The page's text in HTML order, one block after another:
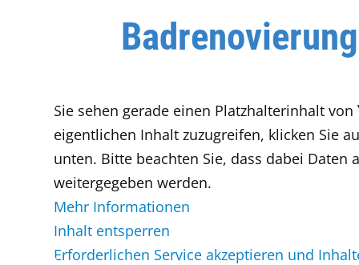
Sie sehen gerade einen Platzhalterinhalt von
eigentlichen Inhalt zuzugreifen, klicken Sie
unten. Bitte beachten Sie, dass dabei Daten
weitergegeben werden.
Mehr Informationen
Inhalt entsperren
Erforderlichen Service akzeptieren und